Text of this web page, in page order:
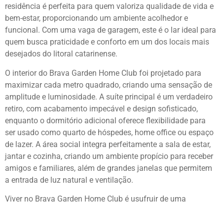
residência é perfeita para quem valoriza qualidade de vida e
bem-estar, proporcionando um ambiente acolhedor e
funcional. Com uma vaga de garagem, este é o lar ideal para
quem busca praticidade e conforto em um dos locais mais
desejados do litoral catarinense.
O interior do Brava Garden Home Club foi projetado para
maximizar cada metro quadrado, criando uma sensação de
amplitude e luminosidade. A suíte principal é um verdadeiro
retiro, com acabamento impecável e design sofisticado,
enquanto o dormitório adicional oferece flexibilidade para
ser usado como quarto de hóspedes, home office ou espaço
de lazer. A área social integra perfeitamente a sala de estar,
jantar e cozinha, criando um ambiente propício para receber
amigos e familiares, além de grandes janelas que permitem
a entrada de luz natural e ventilação.
Viver no Brava Garden Home Club é usufruir de uma